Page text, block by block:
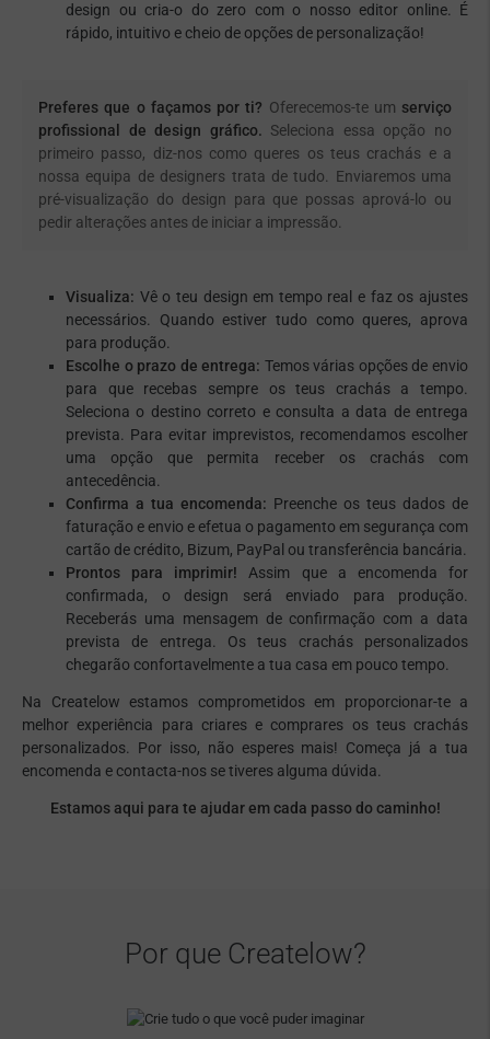
design ou cria-o do zero com o nosso editor online. É
rápido, intuitivo e cheio de opções de personalização!
Preferes que o façamos por ti? Oferecemos-te um serviço
profissional de design gráfico. Seleciona essa opção no
primeiro passo, diz-nos como queres os teus crachás e a
nossa equipa de designers trata de tudo. Enviaremos uma
pré-visualização do design para que possas aprová-lo ou
pedir alterações antes de iniciar a impressão.
Visualiza: Vê o teu design em tempo real e faz os ajustes
necessários. Quando estiver tudo como queres, aprova
para produção.
Escolhe o prazo de entrega: Temos várias opções de envio
para que recebas sempre os teus crachás a tempo.
Seleciona o destino correto e consulta a data de entrega
prevista. Para evitar imprevistos, recomendamos escolher
uma opção que permita receber os crachás com
antecedência.
Confirma a tua encomenda: Preenche os teus dados de
faturação e envio e efetua o pagamento em segurança com
cartão de crédito, Bizum, PayPal ou transferência bancária.
Prontos para imprimir! Assim que a encomenda for
confirmada, o design será enviado para produção.
Receberás uma mensagem de confirmação com a data
prevista de entrega. Os teus crachás personalizados
chegarão confortavelmente a tua casa em pouco tempo.
Na Createlow estamos comprometidos em proporcionar-te a
melhor experiência para criares e comprares os teus crachás
personalizados. Por isso, não esperes mais! Começa já a tua
encomenda e contacta-nos se tiveres alguma dúvida.
Estamos aqui para te ajudar em cada passo do caminho!
Por que Createlow?